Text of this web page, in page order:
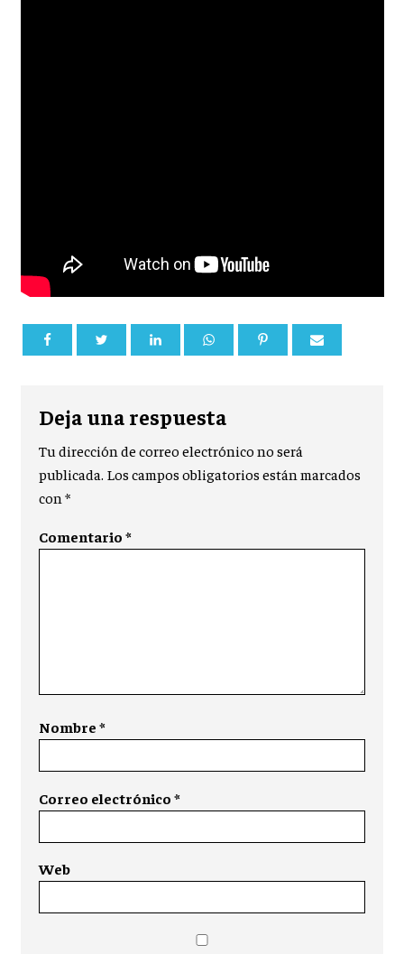
Deja una respuesta
Tu dirección de correo electrónico no será
publicada. Los campos obligatorios están marcados
con*
Comentario*
Nombre*
Correo electrónico*
Web